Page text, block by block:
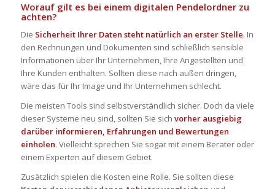
Worauf gilt es bei einem digitalen Pendelordnerzu
achten?
Die Sicherheit Ihrer Daten steht natürlich an erster Stelle. In
den Rechnungen und Dokumenten sind schließlich sensible
Informationen über Ihr Unternehmen, Ihre Angestellten und
Ihre Kunden enthalten. Sollten diese nach außen dringen,
wäre das für Ihr Image und Ihr Unternehmen schlecht.
Die meisten Tools sind selbstverständlich sicher. Doch da viele
dieser Systeme neu sind, sollten Sie sich vorher ausgiebig
darüber informieren, Erfahrungen und Bewertungen
einholen. Vielleicht sprechen Sie sogar mit einem Berater oder
einem Experten auf diesem Gebiet.
Zusätzlich spielen die Kosten eine Rolle. Sie sollten diese